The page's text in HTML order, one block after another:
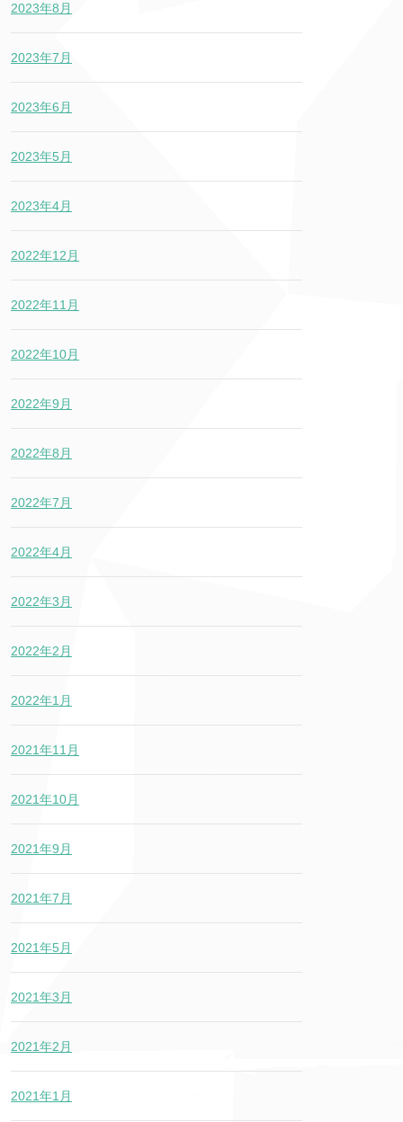
2023年8月
2023年7月
2023年6月
2023年5月
2023年4月
2022年12月
2022年11月
2022年10月
2022年9月
2022年8月
2022年7月
2022年4月
2022年3月
2022年2月
2022年1月
2021年11月
2021年10月
2021年9月
2021年7月
2021年5月
2021年3月
2021年2月
2021年1月